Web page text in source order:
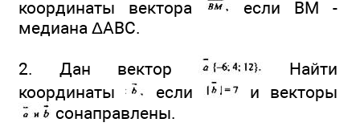
координаты вектора
если ВМ -
медиана ΔABC.
2. Дан вектор
Найти
координаты
если
и векторы
сонаправлены.